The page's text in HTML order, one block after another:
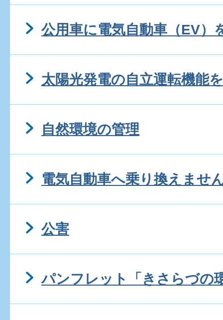
公用車に電気自動車（EV）
太陽光発電の自立運転機能
自然環境の管理
電気自動車へ乗り換えませ
公害
パンフレット「きさらづの